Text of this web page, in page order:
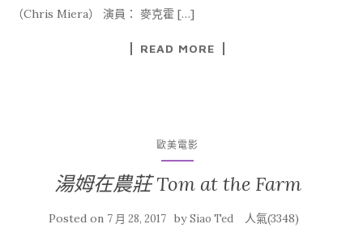
（Chris Miera） 演員： 麥克霍 […]
READ MORE
歐美電影
湯姆在農莊 Tom at the Farm
Posted on 7 月 28, 2017 bySiao Ted 人氣(3348)